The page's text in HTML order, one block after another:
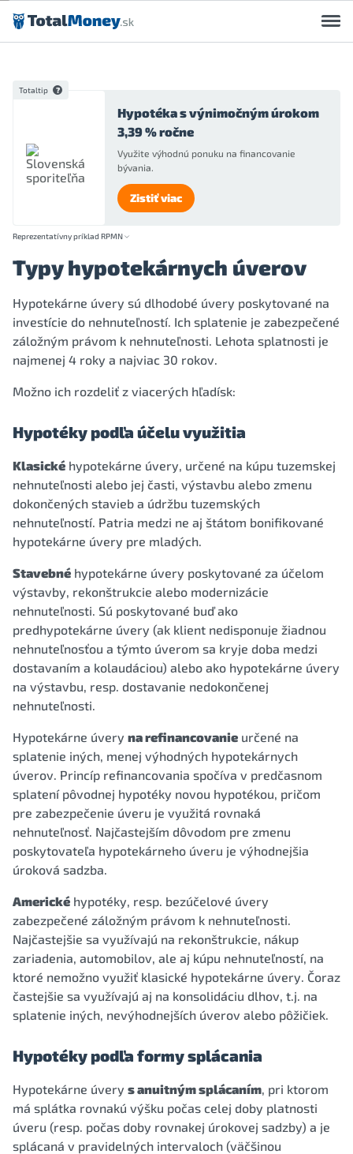
Preskočiť na obsah
Totaltip
Hypotéka s výnimočným úrokom
3,39 % ročne
Využite výhodnú ponuku na financovanie
bývania.
Zistiť viac
Reprezentatívny príklad RPMN
Typy hypotekárnych úverov
Hypotekárne úvery sú dlhodobé úvery poskytované na
investície do nehnuteľností. Ich splatenie je zabezpečené
záložným právom k nehnuteľnosti. Lehota splatnosti je
najmenej 4 roky a najviac 30 rokov.
Možno ich rozdeliť z viacerých hľadísk:
Hypotéky podľa účelu využitia
Klasické hypotekárne úvery, určené na kúpu tuzemskej
nehnuteľnosti alebo jej časti, výstavbu alebo zmenu
dokončených stavieb a údržbu tuzemských
nehnuteľností. Patria medzi ne aj štátom bonifikované
hypotekárne úvery pre mladých.
Stavebné hypotekárne úvery poskytované za účelom
výstavby, rekonštrukcie alebo modernizácie
nehnuteľnosti. Sú poskytované buď ako
predhypotekárne úvery (ak klient nedisponuje žiadnou
nehnuteľnosťou a týmto úverom sa kryje doba medzi
dostavaním a kolaudáciou) alebo ako hypotekárne úvery
na výstavbu, resp. dostavanie nedokončenej
nehnuteľnosti.
Hypotekárne úvery na refinancovanie určené na
splatenie iných, menej výhodných hypotekárnych
úverov. Princíp refinancovania spočíva v predčasnom
splatení pôvodnej hypotéky novou hypotékou, pričom
pre zabezpečenie úveru je využitá rovnaká
nehnuteľnosť. Najčastejším dôvodom pre zmenu
poskytovateľa hypotekárneho úveru je výhodnejšia
úroková sadzba.
Americké hypotéky, resp. bezúčelové úvery
zabezpečené záložným právom k nehnuteľnosti.
Najčastejšie sa využívajú na rekonštrukcie, nákup
zariadenia, automobilov, ale aj kúpu nehnuteľností, na
ktoré nemožno využiť klasické hypotekárne úvery. Čoraz
častejšie sa využívajú aj na konsolidáciu dlhov, t.j. na
splatenie iných, nevýhodnejších úverov alebo pôžičiek.
Hypotéky podľa formy splácania
Hypotekárne úvery s anuitným splácaním, pri ktorom
má splátka rovnakú výšku počas celej doby platnosti
úveru (resp. počas doby rovnakej úrokovej sadzby) a je
splácaná v pravidelných intervaloch (väčšinou